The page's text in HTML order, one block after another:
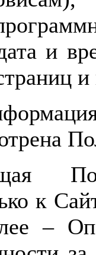
и
к
–